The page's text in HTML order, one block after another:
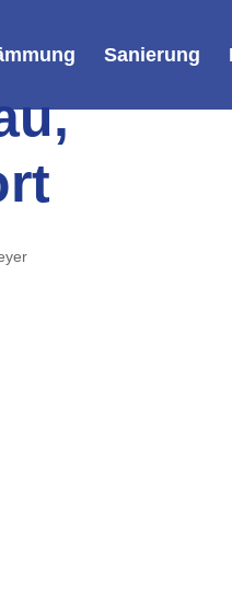
Sanierung